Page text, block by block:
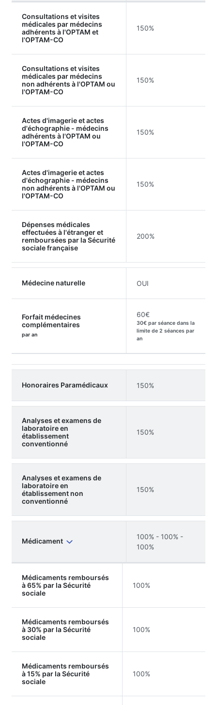
Consultations et visites
médicales par médecins
adhérents à l'OPTAM et
l'OPTAM-CO
150%
Consultations et visites
médicales par médecins
non adhérents à l'OPTAM ou
l'OPTAM-CO
150%
Actes d'imagerie et actes
d'échographie - médecins
adhérents à l'OPTAM ou
l'OPTAM-CO
150%
Actes d'imagerie et actes
d'échographie - médecins
non adhérents à l'OPTAM ou
l'OPTAM-CO
150%
Dépenses médicales
effectuées à l'étranger et
remboursées par la Sécurité
sociale française
200%
Médecine naturelle OUI
Forfait médecines
complémentaires
par an
60€
30€ par séance dans la
limite de 2 séances par
an
Honoraires Paramédicaux 150%
Analyses et examens de
laboratoire en
établissement
conventionné
150%
Analyses et examens de
laboratoire en
établissement non
conventionné
150%
Médicament
100% - 100% -
100%
Médicaments remboursés
à 65% par la Sécurité
sociale
100%
Médicaments remboursés
à 30% par la Sécurité
sociale
100%
Médicaments remboursés
à 15% par la Sécurité
sociale
100%